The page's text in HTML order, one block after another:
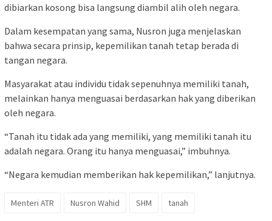
dibiarkan kosong bisa langsung diambil alih oleh negara.
‎Dalam kesempatan yang sama, Nusron juga menjelaskan
bahwa secara prinsip, kepemilikan tanah tetap berada di
tangan negara.
‎Masyarakat atau individu tidak sepenuhnya memiliki tanah,
melainkan hanya menguasai berdasarkan hak yang diberikan
oleh negara.
‎“Tanah itu tidak ada yang memiliki, yang memiliki tanah itu
adalah negara. Orang itu hanya menguasai,” imbuhnya.
‎“Negara kemudian memberikan hak kepemilikan,” lanjutnya.
Menteri ATR Nusron Wahid SHM tanah